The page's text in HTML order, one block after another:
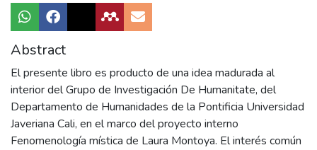
Abstract
El presente libro es producto de una idea madurada al
interior del Grupo de Investigación De Humanitate, del
Departamento de Humanidades de la Pontificia Universidad
Javeriana Cali, en el marco del proyecto interno
Fenomenología mística de Laura Montoya. El interés común